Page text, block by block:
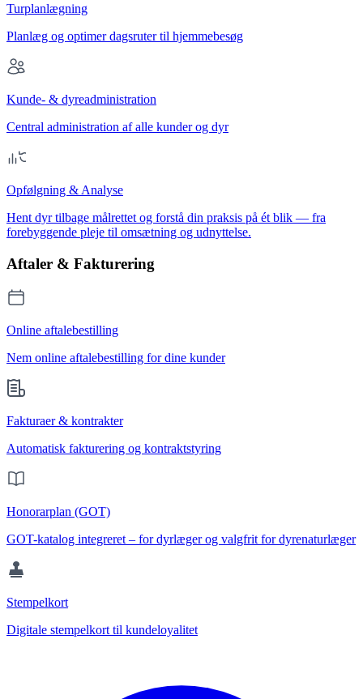
Turplanlægning
Planlæg og optimer dagsruter til hjemmebesøg
Kunde- & dyreadministration
Central administration af alle kunder og dyr
Opfølgning & Analyse
Hent dyr tilbage målrettet og forstå din praksis på ét blik — fra
forebyggende pleje til omsætning og udnyttelse.
Aftaler & Fakturering
Online aftalebestilling
Nem online aftalebestilling for dine kunder
Fakturaer & kontrakter
Automatisk fakturering og kontraktstyring
Honorarplan (GOT)
GOT-katalog integreret – for dyrlæger og valgfrit for dyrenaturlæger
Stempelkort
Digitale stempelkort til kundeloyalitet